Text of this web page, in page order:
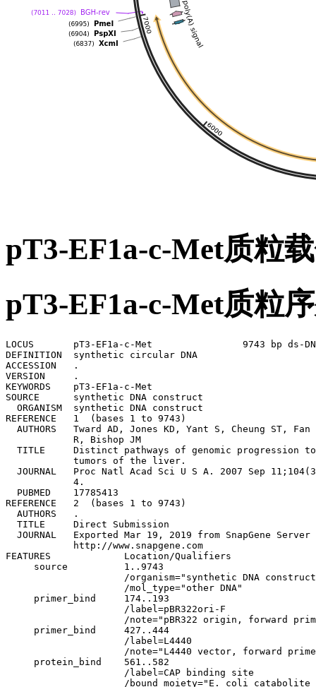
pT3-EF1a-c-Met质粒
pT3-EF1a-c-Met质粒
LOCUS       pT3-EF1a-c-Met                9743 bp ds-DNA     circular SYN 19-MAR-2019
DEFINITION  synthetic circular DNA
ACCESSION   .
VERSION     .
KEYWORDS    pT3-EF1a-c-Met
SOURCE      synthetic DNA construct
  ORGANISM  synthetic DNA construct
REFERENCE   1  (bases 1 to 9743)
  AUTHORS   Tward AD, Jones KD, Yant S, Cheung ST, Fan ST, Chen X, Kay MA, Wang 
            R, Bishop JM
  TITLE     Distinct pathways of genomic progression to benign and malignant 
            tumors of the liver.
  JOURNAL   Proc Natl Acad Sci U S A. 2007 Sep 11;104(37):14771-6. Epub 2007 Sep
            4.
  PUBMED    17785413
REFERENCE   2  (bases 1 to 9743)
  AUTHORS   .
  TITLE     Direct Submission
  JOURNAL   Exported Mar 19, 2019 from SnapGene Server 1.1.58
            http://www.snapgene.com
FEATURES             Location/Qualifiers
     source          1..9743
                     /organism="synthetic DNA construct"
                     /mol_type="other DNA"
     primer_bind     174..193
                     /label=pBR322ori-F
                     /note="pBR322 origin, forward primer"
     primer_bind     427..444
                     /label=L4440
                     /note="L4440 vector, forward primer"
     protein_bind    561..582
                     /label=CAP binding site
                     /bound_moiety="E. coli catabolite activator protein"
                     /note="CAP binding activates transcription in the presence 
                     of cAMP."
     promoter        597..627
                     /label=lac promoter
                     /note="promoter for the E. coli lac operon"
     protein_bind    635..651
                     /label=lac operator
                     /bound_moiety="lac repressor encoded by lacI"
                     /note="The lac repressor binds to the lac operator to 
                     inhibit transcription in E. coli. This inhibition can be 
                     relieved by adding lactose or 
                     isopropyl-beta-D-thiogalactopyranoside (IPTG)."
     primer_bind     640..662
                     /label=M13/pUC Reverse
                     /note="In lacZ gene"
     primer_bind     659..675
                     /label=M13 rev
                     /note="common sequencing primer, one of multiple similar 
                     variants"
     primer_bind     659..675
                     /label=M13 Reverse
                     /note="In lacZ gene. Also called M13-rev"
     primer_bind     complement(1101..1120)
                     /label=EBV-rev
                     /note="SV40 polyA terminator, reverse primer"
     protein_bind    complement(1173..1206)
                     /label=loxP
                     /bound_moiety="Cre recombinase"
                     /note="Cre-mediated recombination occurs in the 8-bp core 
                     sequence (GCATACAT)."
     promoter        1347..2525
                     /label=EF-1-alpha promoter
                     /note="strong constitutive promoter for human elongation 
                     factor EF-1-alpha"
     intron          1578..2516
                     /label=EF-1-alpha intron A
                     /note="intron upstream of the start codon of human 
                     EF-1-alpha"
     primer_bind     2473..2493
                     /label=EF1a-F
                     /note="Human elongation factor-1a promoter, forward primer"
     primer_bind     2542..2561
                     /label=T7
                     /note="T7 promoter, forward primer"
     promoter        2542..2560
                     /label=T7 promoter
                     /note="promoter for bacteriophage T7 RNA polymerase"
     protein_bind    2639..2663
                     /gene="mutant version of attB"
                     /label=attB1
                     /bound_moiety="BP Clonase(TM)"
                     /note="recombination site for the Gateway(R) BP reaction"
     protein_bind    complement(6855..6879)
                     /gene="mutant version of attB"
                     /label=attB2
                     /bound_moiety="BP Clonase(TM)"
                     /note="recombination site for the Gateway(R) BP reaction"
     CDS             6932..6973
                     /codon_start=1
                     /product="epitope tag from simian virus 5"
                     /label=V5 tag
                     /translation="GKPIPNPLLGLDST"
     primer_bind     complement(7011..7028)
                     /label=BGH-rev
                     /note="Bovine growth hormone terminator, reverse primer. 
                     Also called BGH reverse"
     polyA_signal    7017..7241
                     /label=bGH poly(A) signal
                     /note="bovine growth hormone polyadenylation signal"
     protein_bind    complement(7311..7344)
                     /label=loxP
                     /bound_moiety="Cre recombinase"
                     /note="Cre-mediated recombination occurs in the 8-bp core 
                     sequence (GCATACAT)."
     primer_bind     7400..7420
                     /label=pBABE 3'
                     /note="SV40 enhancer, reverse primer for pBABE vectors"
     primer_bind     complement(7802..7819)
                     /label=M13 Forward
                     /note="In lacZ gene. Also called M13-F20 or M13 (-21) 
                     Forward"
     primer_bind     complement(7802..7818)
                     /label=M13 fwd
                     /note="common sequencing primer, one of multiple similar 
                     variants"
     primer_bind     complement(7811..7833)
                     /label=M13/pUC Forward
                     /note="In lacZ gene"
     primer_bind     complement(8027..8046)
                     /label=pRS-marker
                     /note="pRS vectors, use to sequence yeast selectable 
                     marker"
     primer_bind     8146..8168
                     /label=pGEX 3'
                     /note="pGEX vectors, reverse primer"
     primer_bind     complement(8206..8224)
                     /label=pBRforEco
                     /note="pBR322 vectors, upsteam of EcoRI site, forward 
                     primer"
     promoter        8292..8396
                     /gene="bla"
                     /label=AmpR promoter
     CDS             8397..9257
                     /codon_start=1
                     /gene="bla"
                     /product="beta-lactamase"
                     /label=AmpR
                     /note="confers resistance to ampicillin, carbenicillin, and
                     related antibiotics"
                     /